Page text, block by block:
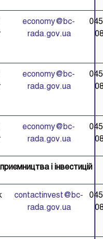
eсonomy@bc-
rada.gov.ua
eсonomy@bc-
rada.gov.ua
eсonomy@bc-
rada.gov.ua
і інвестицій
contactinvest@bc-
rada.gov.ua